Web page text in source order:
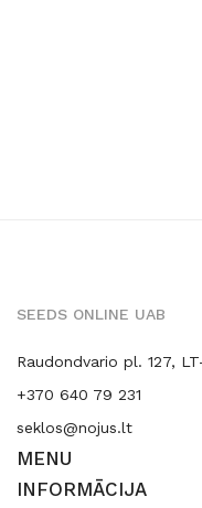
SEEDS ONLINE UAB
Raudondvario pl. 127,
+370 640 79 231
seklos@nojus.lt
MENU
INFORMĀCIJA